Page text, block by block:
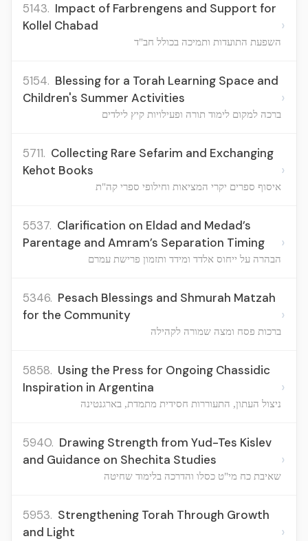
5143. Impact of Farbrengens and Support for
Kollel Chabad
השפעת התועדות ותמיכה בכולל חב"ד
›
5154. Blessing for a Torah Learning Space and
Children's Summer Activities
ברכה למקום לימוד תורה ופעילויות קיץ לילדים
›
5711. Collecting Rare Sefarim and Exchanging
Kehot Books
איסוף ספרים יקרי המציאות וחילופי ספרי קה"ת
›
5537. Clarification on Eldad and Medad’s
Parentage and Amram’s Separation Timing
הבהרה על ייחוס אלדד ומידד ותזמון פרישת עמרם
›
5346. Pesach Blessings and Shmurah Matzah
for the Community
ברכות פסח ומצה שמורה לקהילה
›
5858. Using the Press for Ongoing Chassidic
Inspiration in Argentina
ניצול העתון, התעוררות חסידית מתמדת, בארגנטינה
›
5940. Drawing Strength from Yud-Tes Kislev
and Guidance on Shechita Studies
שאיבת כח מי"ט כסלו והדרכה בלימוד שחיטה
›
5953. Strengthening Torah Through Growth
and Light
›